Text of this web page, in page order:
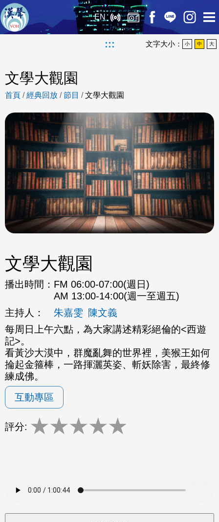
EN
::: 文字大小： 小 中 大
文學大觀園
首頁 /經典回放 /節目 /文學大觀園
文學大觀園
播出時間： FM 06:00-07:00(週日)
AM 13:00-14:00(週一至週五)
主持人：
朱嘉雯 陳文義
每周日上午六點，為大家講述精彩絕倫的<西遊
記>。
看黃沙大漠中，群魔亂舞的世界裡，美猴王如何
掄起金箍棒，一路揮灑英姿、斬妖除害，最終修
練成佛。
互動專區
評分: ★★★★★